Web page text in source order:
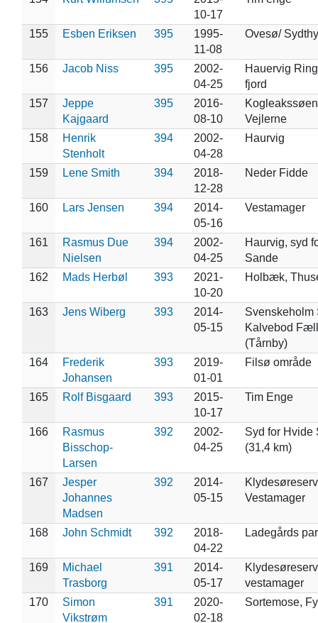
10-17
155 Esben Eriksen 395
1995-
11-08
Ovesø/ Sydthy
156 Jacob Niss 395
2002-
04-25
Hauervig
fjord
157
Jeppe
Kajgaard
395
2016-
08-10
Vejlerne
158
Henrik
Stenholt
394
2002-
04-28
Haurvig
159 Lene Smith 394
2018-
12-28
Neder Fidde
160 Lars Jensen 394
2014-
05-16
Vestamager
161
Rasmus Due
Nielsen
394
2002-
04-25
Haurvig, syd
Sande
162
Mads Herbøl 393
2021-
10-20
Holbæk,
163 Jens Wiberg 393
2014-
05-15
Svenskeholm
Kalvebod
(Tårnby)
164
Frederik
Johansen
393
2019-
01-01
Filsø område
165 Rolf Bisgaard 393
2015-
10-17
Tim Enge
166
Rasmus
Bisschop-
Larsen
392
2002-
04-25
Syd for Hvide
(31,4 km)
167
Jesper
Johannes
Madsen
392
2014-
05-15
Vestamager
168 John Schmidt 392
2018-
04-22
Ladegårds
169
Michael
Trasborg
391
2014-
05-17
vestamager
170
Simon
Vikstrøm
391
2020-
02-18
Sortemose,